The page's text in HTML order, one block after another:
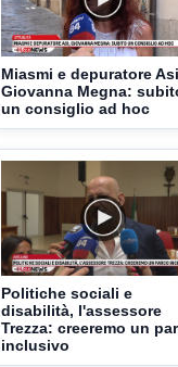
Miasmi e depuratore
Giovanna Megna:
un consiglio ad hoc
Politiche sociali e
disabilità, l'assessore
Trezza: creeremo un
inclusivo